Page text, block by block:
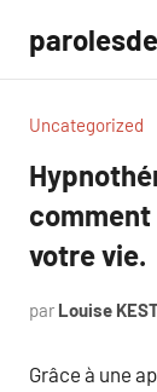
contenu
Uncategorized
comment
votre vie.
par Louise
Grâce à une